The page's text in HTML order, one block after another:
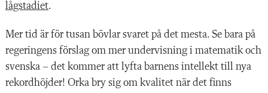
lågstadiet.
Mer tid är för tusan bövlar svaret på det mesta. Se bara på
regeringens förslag om mer undervisning i matematik och
svenska – det kommer att lyfta barnens intellekt till nya
rekordhöjder! Orka bry sig om kvalitet när det finns